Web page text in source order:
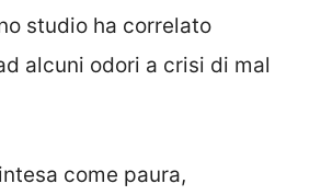
studio ha correlato
alcuni odori a crisi di mal
come paura,